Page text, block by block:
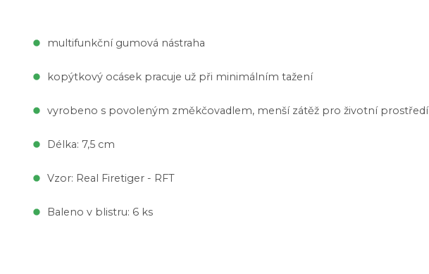
multifunkční gumová nástraha
kopýtkový ocásek pracuje už při minimálním tažení
vyrobeno s povoleným změkčovadlem, menší zátěž pro životní prostředí
Délka: 7,5 cm
Vzor: Real Firetiger - RFT
Baleno v blistru: 6 ks